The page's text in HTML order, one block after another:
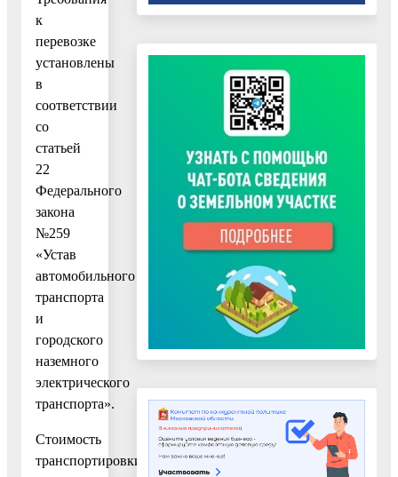
к
перевозке
установлены
в
соответствии
со
статьей
22
Федерального
закона
№259
«Устав
автомобильного
транспорта
и
городского
наземного
электрического
транспорта».
Стоимость
транспортировки